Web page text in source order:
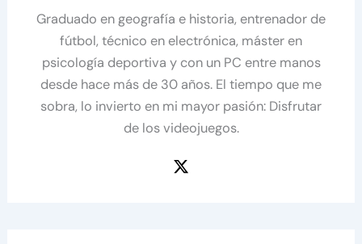
Graduado en geografía e historia, entrenador de
fútbol, técnico en electrónica, máster en
psicología deportiva y con un PC entre manos
desde hace más de 30 años. El tiempo que me
sobra, lo invierto en mi mayor pasión: Disfrutar
de los videojuegos.